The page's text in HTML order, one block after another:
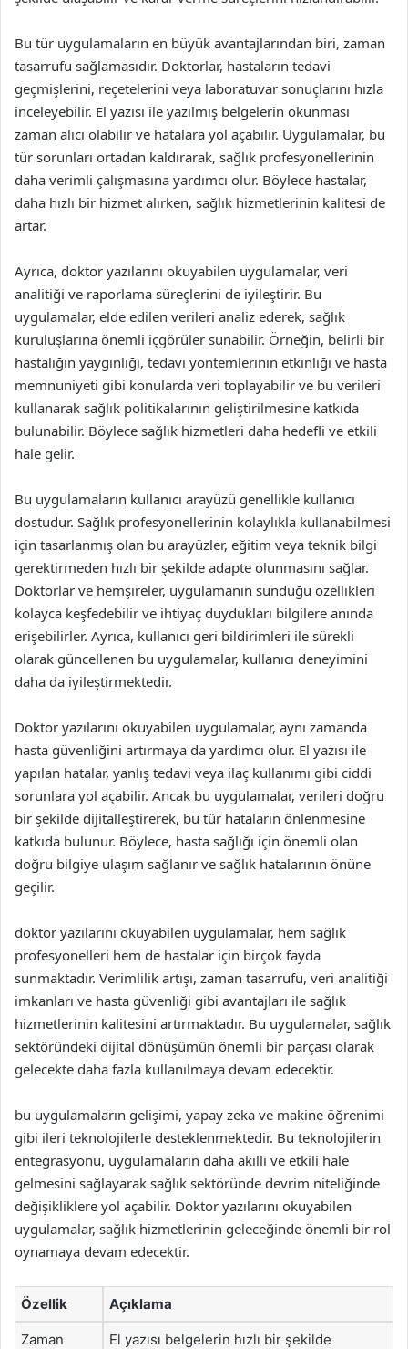
Bu tür uygulamaların en büyük avantajlarından biri, zaman
tasarrufu sağlamasıdır. Doktorlar, hastaların tedavi
geçmişlerini, reçetelerini veya laboratuvar sonuçlarını hızla
inceleyebilir. El yazısı ile yazılmış belgelerin okunması
zaman alıcı olabilir ve hatalara yol açabilir. Uygulamalar, bu
tür sorunları ortadan kaldırarak, sağlık profesyonellerinin
daha verimli çalışmasına yardımcı olur. Böylece hastalar,
daha hızlı bir hizmet alırken, sağlık hizmetlerinin kalitesi de
artar.
Ayrıca, doktor yazılarını okuyabilen uygulamalar, veri
analitiği ve raporlama süreçlerini de iyileştirir. Bu
uygulamalar, elde edilen verileri analiz ederek, sağlık
kuruluşlarına önemli içgörüler sunabilir. Örneğin, belirli bir
hastalığın yaygınlığı, tedavi yöntemlerinin etkinliği ve hasta
memnuniyeti gibi konularda veri toplayabilir ve bu verileri
kullanarak sağlık politikalarının geliştirilmesine katkıda
bulunabilir. Böylece sağlık hizmetleri daha hedefli ve etkili
hale gelir.
Bu uygulamaların kullanıcı arayüzü genellikle kullanıcı
dostudur. Sağlık profesyonellerinin kolaylıkla kullanabilmesi
için tasarlanmış olan bu arayüzler, eğitim veya teknik bilgi
gerektirmeden hızlı bir şekilde adapte olunmasını sağlar.
Doktorlar ve hemşireler, uygulamanın sunduğu özellikleri
kolayca keşfedebilir ve ihtiyaç duydukları bilgilere anında
erişebilirler. Ayrıca, kullanıcı geri bildirimleri ile sürekli
olarak güncellenen bu uygulamalar, kullanıcı deneyimini
daha da iyileştirmektedir.
Doktor yazılarını okuyabilen uygulamalar, aynı zamanda
hasta güvenliğini artırmaya da yardımcı olur. El yazısı ile
yapılan hatalar, yanlış tedavi veya ilaç kullanımı gibi ciddi
sorunlara yol açabilir. Ancak bu uygulamalar, verileri doğru
bir şekilde dijitalleştirerek, bu tür hataların önlenmesine
katkıda bulunur. Böylece, hasta sağlığı için önemli olan
doğru bilgiye ulaşım sağlanır ve sağlık hatalarının önüne
geçilir.
doktor yazılarını okuyabilen uygulamalar, hem sağlık
profesyonelleri hem de hastalar için birçok fayda
sunmaktadır. Verimlilik artışı, zaman tasarrufu, veri analitiği
imkanları ve hasta güvenliği gibi avantajları ile sağlık
hizmetlerinin kalitesini artırmaktadır. Bu uygulamalar, sağlık
sektöründeki dijital dönüşümün önemli bir parçası olarak
gelecekte daha fazla kullanılmaya devam edecektir.
bu uygulamaların gelişimi, yapay zeka ve makine öğrenimi
gibi ileri teknolojilerle desteklenmektedir. Bu teknolojilerin
entegrasyonu, uygulamaların daha akıllı ve etkili hale
gelmesini sağlayarak sağlık sektöründe devrim niteliğinde
değişikliklere yol açabilir. Doktor yazılarını okuyabilen
uygulamalar, sağlık hizmetlerinin geleceğinde önemli bir rol
oynamaya devam edecektir.
Özellik Açıklama
Zaman
El yazısı belgelerin hızlı bir şekilde